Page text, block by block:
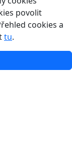
povolit
cookies a
tu.